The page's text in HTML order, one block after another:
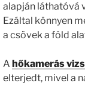
alapján láthatóvá
Ezáltal könnyen
a csövek a föld
A hőkamerás
elterjedt, mivel a